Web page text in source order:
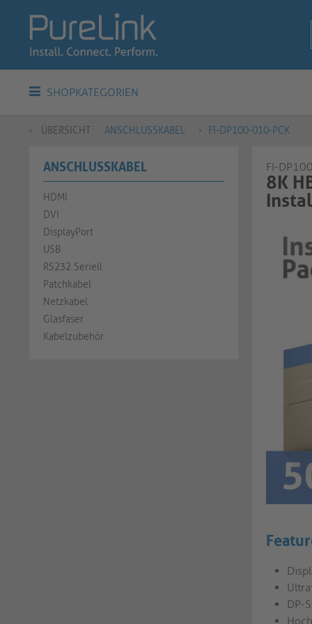
SHOPKATEGORIEN
ÜBERSICHT ANSCHLUSSKABEL FI-DP100-010-PCK
ANSCHLUSSKABEL
HDMI
DVI
DisplayPort
USB
RS232 Seriell
Patchkabel
Netzkabel
Glasfaser
Kabelzubehör
FI-
8K
DP-